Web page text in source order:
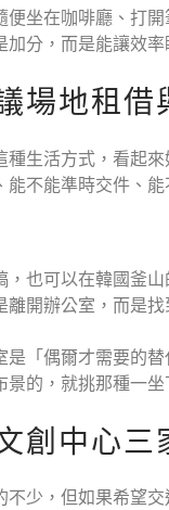
坐在咖啡廳、打
分，而是能讓效率
場地租借
種生活方式，看起
不能準時交件、能
也可以在韓國釜
開辦公室，而是找
「偶爾才需要的
景的，就挑那種一
創中心三
少，但如果希望